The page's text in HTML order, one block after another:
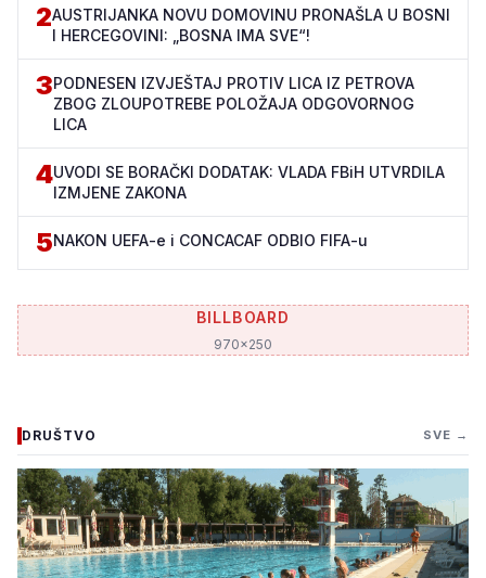
2AUSTRIJANKA NOVU DOMOVINU PRONAŠLA U BOSNI
I HERCEGOVINI: „BOSNA IMA SVE“!
3PODNESEN IZVJEŠTAJ PROTIV LICA IZ PETROVA
ZBOG ZLOUPOTREBE POLOŽAJA ODGOVORNOG
LICA
4UVODI SE BORAČKI DODATAK: VLADA FBiH UTVRDILA
IZMJENE ZAKONA
5NAKON UEFA-e i CONCACAF ODBIO FIFA-u
BILLBOARD
970x250
DRUŠTVO SVE →